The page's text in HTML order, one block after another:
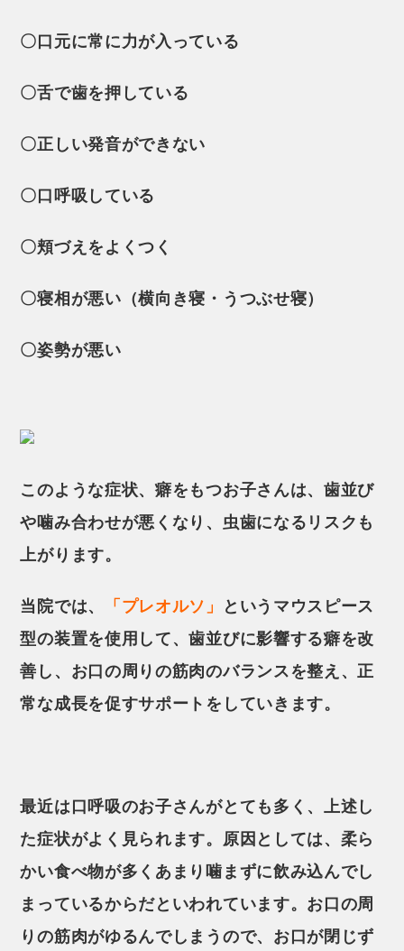
〇口元に常に力が入っている
〇舌で歯を押している
〇正しい発音ができない
〇口呼吸している
〇頬づえをよくつく
〇寝相が悪い（横向き寝・うつぶせ寝）
〇姿勢が悪い
このような症状、癖をもつお子さんは、歯並び
や噛み合わせが悪くなり、虫歯になるリスクも
上がります。
当院では、 「プレオルソ」
というマウスピース
型の装置を使用して、歯並びに影響する癖を改
善し、お口の周りの筋肉のバランスを整え、正
常な成長を促すサポートをしていきます。
最近は口呼吸のお子さんがとても多く、上述し
た症状がよく見られます。原因としては、柔ら
かい食べ物が多くあまり噛まずに飲み込んでし
まっているからだといわれています。お口の周
りの筋肉がゆるんでしまうので、お口が閉じず